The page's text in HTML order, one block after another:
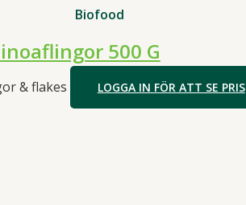
Biofood
500 G
& flakes LOGGA IN FÖR ATT SE PRIS